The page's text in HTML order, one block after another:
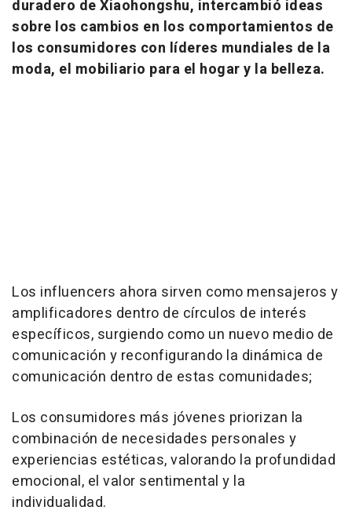
duradero de Xiaohongshu, intercambió ideas
sobre los cambios en los comportamientos de
los consumidores con líderes mundiales de la
moda, el mobiliario para el hogar y la belleza.
Los influencers ahora sirven como mensajeros y
amplificadores dentro de círculos de interés
específicos, surgiendo como un nuevo medio de
comunicación y reconfigurando la dinámica de
comunicación dentro de estas comunidades;
Los consumidores más jóvenes priorizan la
combinación de necesidades personales y
experiencias estéticas, valorando la profundidad
emocional, el valor sentimental y la
individualidad.